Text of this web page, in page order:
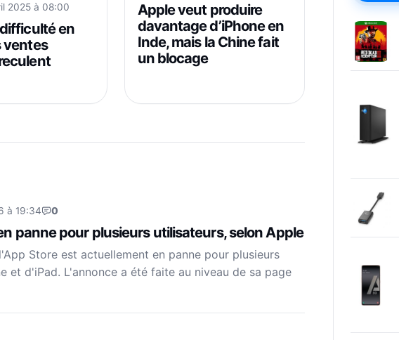
2025 à 08:00
en
ventes
Apple veut produire
davantage d’iPhone en
Inde, mais la Chine fait
un blocage
à 19:34 0
panne pour plusieurs utilisateurs, selon Apple
Store est actuellement en panne pour plusieurs
et d'iPad. L'annonce a été faite au niveau de sa page